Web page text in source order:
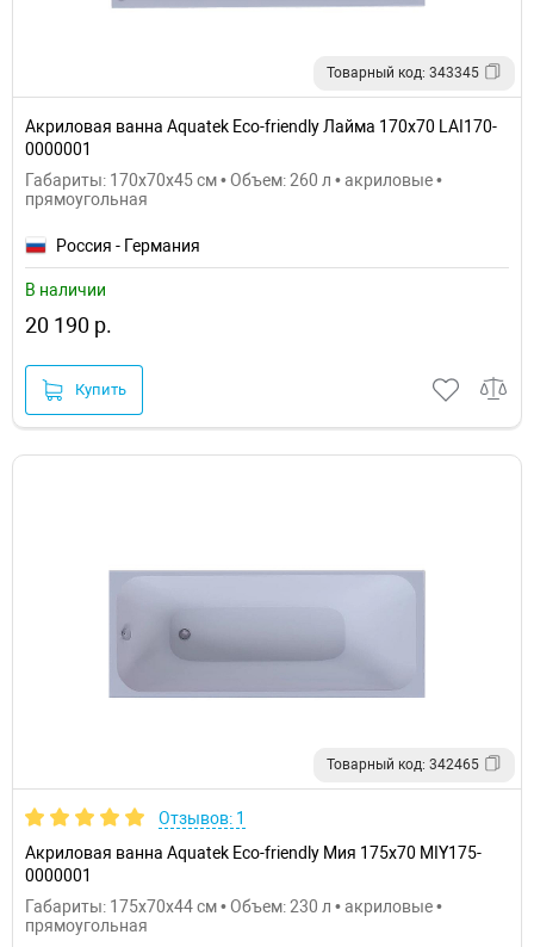
Товарный код: 343345
Акриловая ванна Aquatek Eco-friendly Лайма 170х70 LAI170-
0000001
Габариты: 170x70x45 см • Объем: 260 л • акриловые •
прямоугольная
Россия - Германия
В наличии
20 190 р.
Купить
Товарный код: 342465
Отзывов: 1
Акриловая ванна Aquatek Eco-friendly Мия 175x70 MIY175-
0000001
Габариты: 175x70x44 см • Объем: 230 л • акриловые •
прямоугольная